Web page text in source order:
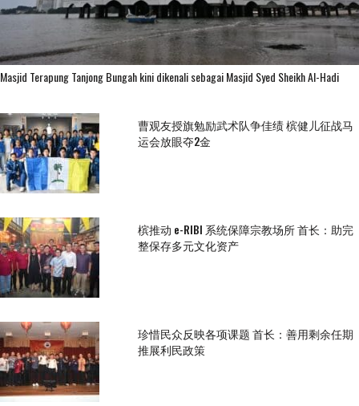
Masjid Terapung Tanjong Bungah kini dikenali sebagai Masjid Syed Sheikh Al-Hadi
曹观友授旗勉励武术队争佳绩 槟健儿征战马
运会放眼夺2金
槟推动 e-RIBI 系统保障宗教场所 首长：助完
整保存多元文化资产
珍惜民众反映各项课题 首长：善用剩余任期
推展利民政策